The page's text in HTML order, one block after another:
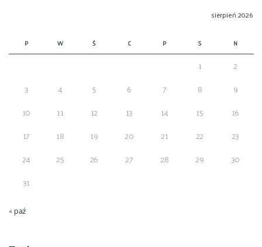
sierpień 2026
P W Ś C P S N
1
2
3
4 5 6 7 8
9
10
11 12 13 14 15
16
17
18 19 20 21 22
23
24
25 26 27 28 29
30
31
« paź